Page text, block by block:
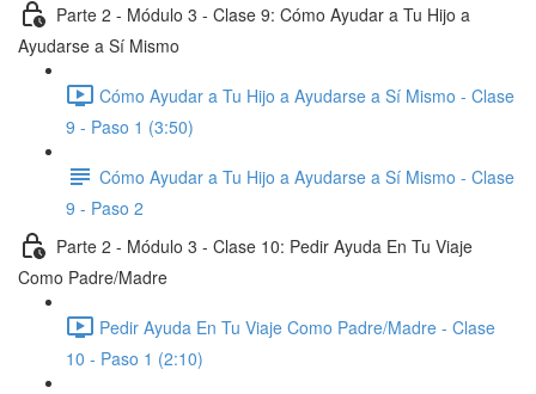
Parte 2 - Módulo 3 - Clase 9: Cómo Ayudar a Tu Hijo a
Ayudarse a Sí Mismo
Cómo Ayudar a Tu Hijo a Ayudarse a Sí Mismo - Clase
9 - Paso 1 (3:50)
Cómo Ayudar a Tu Hijo a Ayudarse a Sí Mismo - Clase
9 - Paso 2
Parte 2 - Módulo 3 - Clase 10: Pedir Ayuda En Tu Viaje
Como Padre/Madre
Pedir Ayuda En Tu Viaje Como Padre/Madre - Clase
10 - Paso 1 (2:10)